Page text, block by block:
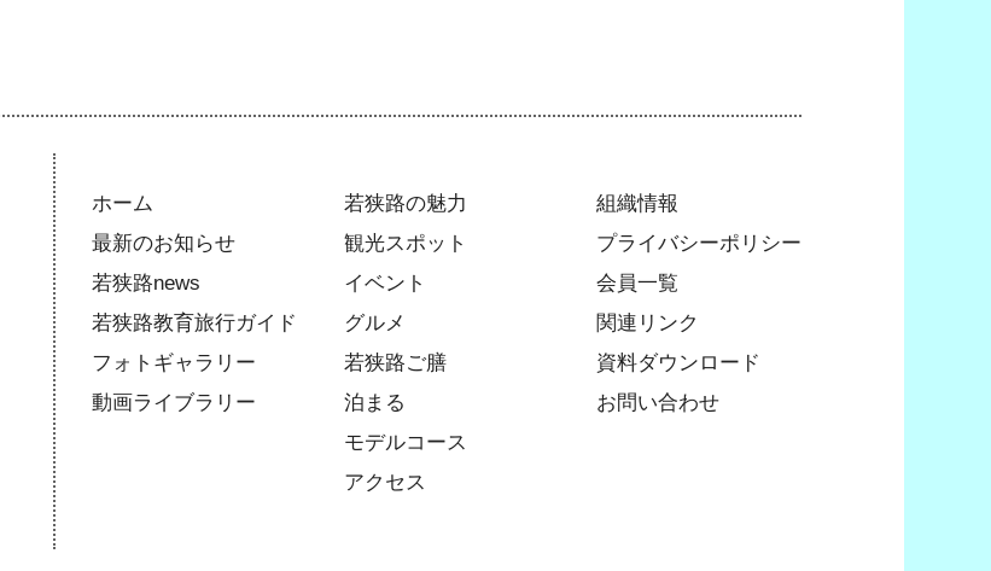
ホーム
最新のお知らせ
若狭路news
若狭路教育旅行ガイド
フォトギャラリー
動画ライブラリー
若狭路の魅力
観光スポット
イベント
グルメ
若狭路ご膳
泊まる
モデルコース
アクセス
組織情報
プライバシーポリシー
会員一覧
関連リンク
資料ダウンロード
お問い合わせ